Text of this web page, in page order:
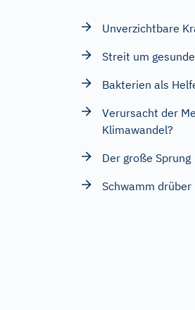
Unverzichtbare
Streit um
Bakterien als
Verursacht der
Klimawandel?
Der große Sprung
Schwamm drüber